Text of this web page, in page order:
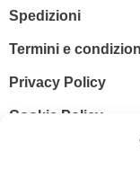
Spedizioni
Termini e
Privacy Policy
Cookie Policy